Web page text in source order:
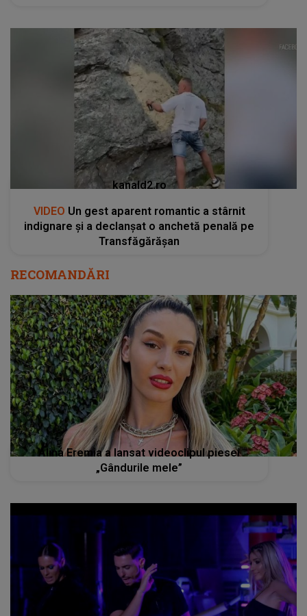
kanald2.ro
VIDEO Un gest aparent romantic a stârnit
indignare și a declanșat o anchetă penală pe
Transfăgărășan
RECOMANDĂRI
Alina Eremia a lansat videoclipul piesei
„Gândurile mele”